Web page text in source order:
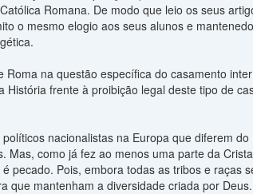
Romana. De modo que leio os seus
o mesmo elogio aos seus alunos e
na questão específica do casamento
frente à proibição legal deste tipo de
nacionalistas na Europa que diferem
como já fez ao menos uma parte da
pecado. Pois, embora todas as tribos e raças
que mantenham a diversidade criada por